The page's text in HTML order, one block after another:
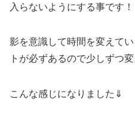
入らないようにする事です！
影を意識して時間を変えて
トが必ずあるので少しずつ
こんな感じになりました⇓